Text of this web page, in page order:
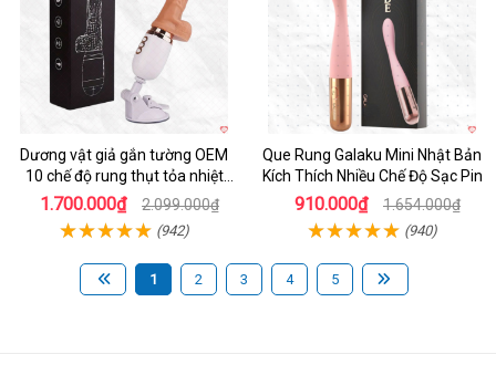
Dương vật giả gắn tường OEM
10 chế độ rung thụt tỏa nhiệt
siêu thực
1.700.000₫ 2.099.000₫
(942)
Que Rung Galaku Mini Nhật Bản
Kích Thích Nhiều Chế Độ Sạc Pin
910.000₫ 1.654.000₫
(940)
1 2 3 4 5